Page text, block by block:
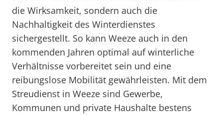
die Wirksamkeit, sondern auch die
Nachhaltigkeit des Winterdienstes
sichergestellt. So kann Weeze auch in den
kommenden Jahren optimal auf winterliche
Verhältnisse vorbereitet sein und eine
reibungslose Mobilität gewährleisten. Mit dem
Streudienst in Weeze sind Gewerbe,
Kommunen und private Haushalte bestens